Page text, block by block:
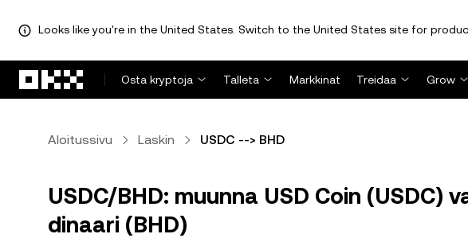
Looks like you're in the United States. Switch to the United States site for
Osta kryptoja
Talleta Markkinat Treidaa Grow
Aloitussivu Laskin USDC --> BHD
USDC/BHD: muunna USD Coin (USDC)
dinaari (BHD)